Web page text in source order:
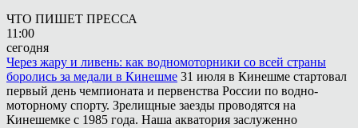
ЧТО ПИШЕТ ПРЕССА
11:00
сегодня
Через жару и ливень: как водномоторники со всей страны
боролись за медали в Кинешме 31 июля в Кинешме стартовал
первый день чемпионата и первенства России по водно-
моторному спорту. Зрелищные заезды проводятся на
Кинешемке с 1985 года. Наша акватория заслуженно